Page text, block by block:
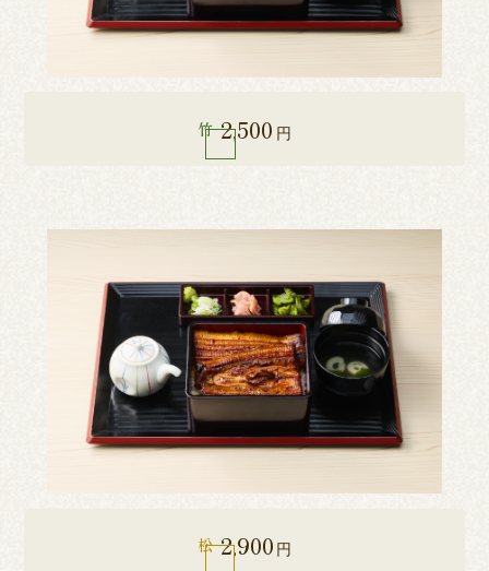
竹 2,500 円
松 2,900 円